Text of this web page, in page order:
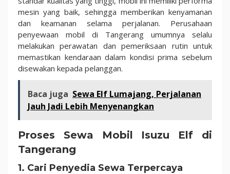
mesin yang baik, sehingga memberikan kenyamanan
dan keamanan selama perjalanan. Perusahaan
penyewaan mobil di Tangerang umumnya selalu
melakukan perawatan dan pemeriksaan rutin untuk
memastikan kendaraan dalam kondisi prima sebelum
disewakan kepada pelanggan.
Baca juga Sewa Elf Lumajang, Perjalanan
Jauh Jadi Lebih Menyenangkan
Proses Sewa Mobil Isuzu Elf di
Tangerang
1. Cari Penyedia Sewa Terpercaya